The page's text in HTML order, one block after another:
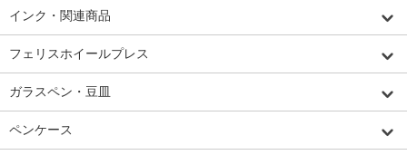
インク・関連商品
フェリスホイールプレス
ガラスペン・豆皿
ペンケース